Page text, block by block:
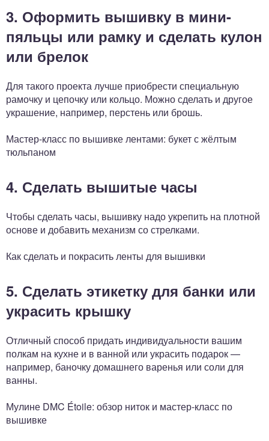
3. Оформить вышивку в мини-
пяльцы или рамку и сделать кулон
или брелок
Для такого проекта лучше приобрести специальную
рамочку и цепочку или кольцо. Можно сделать и другое
украшение, например, перстень или брошь.
Мастер-класс по вышивке лентами: букет с жёлтым
тюльпаном
4. Сделать вышитые часы
Чтобы сделать часы, вышивку надо укрепить на плотной
основе и добавить механизм со стрелками.
Как сделать и покрасить ленты для вышивки
5. Сделать этикетку для банки или
украсить крышку
Отличный способ придать индивидуальности вашим
полкам на кухне и в ванной или украсить подарок —
например, баночку домашнего варенья или соли для
ванны.
Мулине DMC Étoile: обзор ниток и мастер-класс по
вышивке